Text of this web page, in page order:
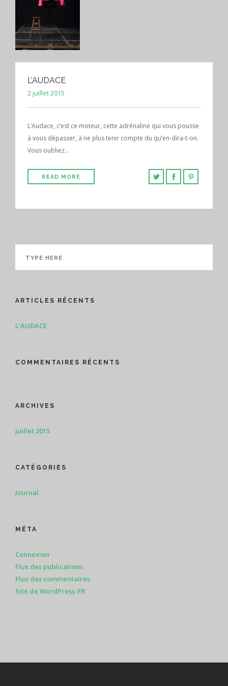
L’AUDACE
2 juillet 2015
L’Audace, c’est ce moteur, cette adrénaline qui vous pousse
à vous dépasser, à ne plus tenir compte du qu’en-dira-t-on.
Vous oubliez…
READ MORE
ARTICLES RÉCENTS
L’AUDACE
COMMENTAIRES RÉCENTS
ARCHIVES
juillet 2015
CATÉGORIES
Journal
MÉTA
Connexion
Flux des publications
Flux des commentaires
Site de WordPress-FR